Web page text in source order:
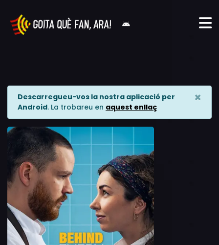
Descarregueu-vos la nostra aplicació per
Android. La trobareu en aquest enllaç
×